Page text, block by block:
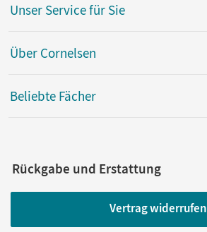
Unser Service für Sie
Über Cornelsen
Beliebte Fächer
Rückgabe und Erstattung
Vertrag widerrufen